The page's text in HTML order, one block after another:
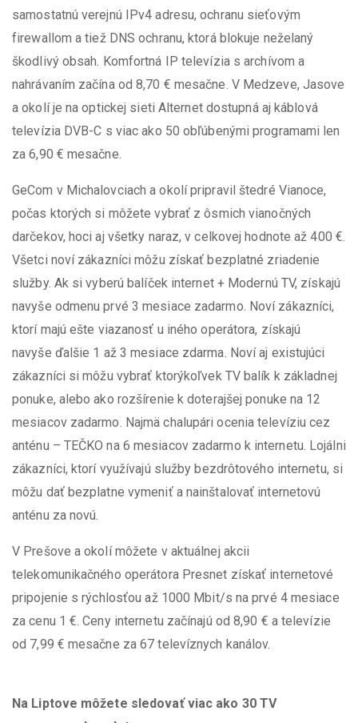
samostatnú verejnú IPv4 adresu, ochranu sieťovým
firewallom a tiež DNS ochranu, ktorá blokuje neželaný
škodlivý obsah. Komfortná IP televízia s archívom a
nahrávaním začína od 8,70 € mesačne. V Medzeve, Jasove
a okolí je na optickej sieti Alternet dostupná aj káblová
televízia DVB-C s viac ako 50 obľúbenými programami len
za 6,90 € mesačne.
GeCom v Michalovciach a okolí pripravil štedré Vianoce,
počas ktorých si môžete vybrať z ôsmich vianočných
darčekov, hoci aj všetky naraz, v celkovej hodnote až 400 €.
Všetci noví zákazníci môžu získať bezplatné zriadenie
služby. Ak si vyberú balíček internet + Modernú TV, získajú
navyše odmenu prvé 3 mesiace zadarmo. Noví zákazníci,
ktorí majú ešte viazanosť u iného operátora, získajú
navyše ďalšie 1 až 3 mesiace zdarma. Noví aj existujúci
zákazníci si môžu vybrať ktorýkoľvek TV balík k základnej
ponuke, alebo ako rozšírenie k doterajšej ponuke na 12
mesiacov zadarmo. Najmä chalupári ocenia televíziu cez
anténu – TEČKO na 6 mesiacov zadarmo k internetu. Lojálni
zákazníci, ktorí využívajú služby bezdrôtového internetu, si
môžu dať bezplatne vymeniť a nainštalovať internetovú
anténu za novú.
V Prešove a okolí môžete v aktuálnej akcii
telekomunikačného operátora Presnet získať internetové
pripojenie s rýchlosťou až 1000 Mbit/s na prvé 4 mesiace
za cenu 1 €. Ceny internetu začínajú od 8,90 € a televízie
od 7,99 € mesačne za 67 televíznych kanálov.
Na Liptove môžete sledovať viac ako 30 TV